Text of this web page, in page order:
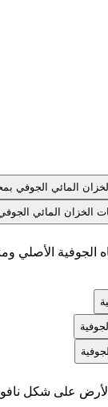
المائي الجوفي
الخزان المائي
الجوفية الأصلي
على شكل